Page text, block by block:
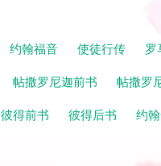
约翰福音 使徒行传 罗
帖撒罗尼迦前书 帖撒罗
彼得前书 彼得后书 约